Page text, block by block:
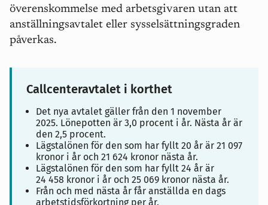
överenskommelse med arbetsgivaren utan att
anställningsavtalet eller sysselsättningsgraden
påverkas.
Callcenteravtalet i korthet
Det nya avtalet gäller från den 1 november
2025. Lönepotten är 3,0 procent i år. Nästa år är
den 2,5 procent.
Lägstalönen för den som har fyllt 20 år är 21 097
kronor i år och 21 624 kronor nästa år.
Lägstalönen för den som har fyllt 24 år är
24 458 kronor i år och 25 069 kronor nästa år.
Från och med nästa år får anställda en dags
arbetstidsförkortning per år.